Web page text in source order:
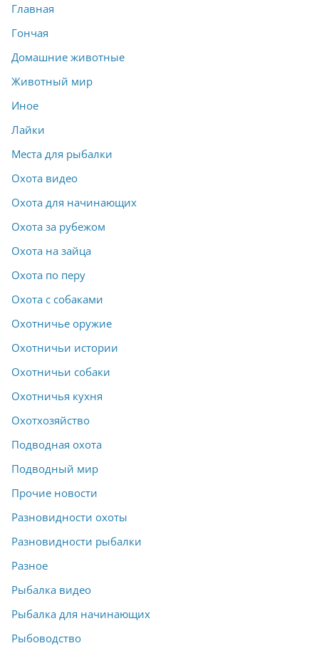
Главная
Гончая
Домашние животные
Животный мир
Иное
Лайки
Места для рыбалки
Охота видео
Охота для начинающих
Охота за рубежом
Охота на зайца
Охота по перу
Охота с собаками
Охотничье оружие
Охотничьи истории
Охотничьи собаки
Охотничья кухня
Охотхозяйство
Подводная охота
Подводный мир
Прочие новости
Разновидности охоты
Разновидности рыбалки
Разное
Рыбалка видео
Рыбалка для начинающих
Рыбоводство